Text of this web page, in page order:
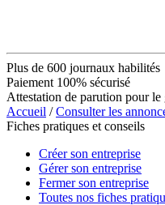
Plus de 600 journaux habilités
Paiement 100% sécurisé
Attestation de parution pour
Accueil /Consulter les
Fiches pratiques et conseils
Créer son entreprise
Gérer son entreprise
Fermer son entreprise
Toutes nos fiches